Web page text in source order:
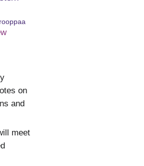
on
and
meet